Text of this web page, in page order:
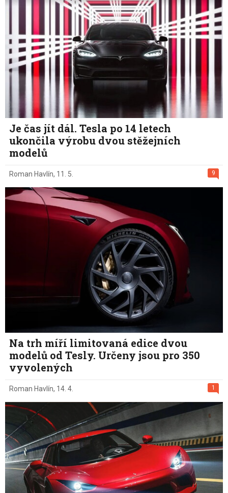
Je čas jít dál. Tesla po 14 letech
ukončila výrobu dvou stěžejních
modelů
9
Roman Havlín, 11. 5.
Na trh míří limitovaná edice dvou
modelů od Tesly. Určeny jsou pro 350
vyvolených
1
Roman Havlín, 14. 4.